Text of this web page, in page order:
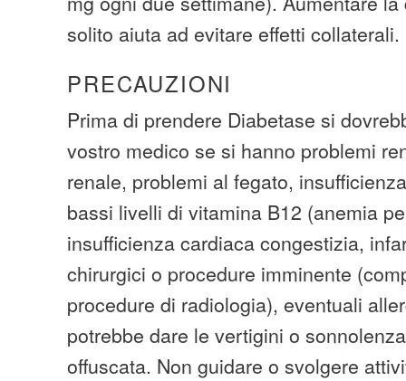
solito aiuta ad evitare effetti collaterali.
PRECAUZIONI
Prima di prendere Diabetase si
vostro medico se si hanno problemi
renale, problemi al fegato,
bassi livelli di vitamina B12 (anemia
insufficienza cardiaca congestizia,
chirurgici o procedure imminente
procedure di radiologia), eventuali
potrebbe dare le vertigini o
offuscata. Non guidare o svolgere